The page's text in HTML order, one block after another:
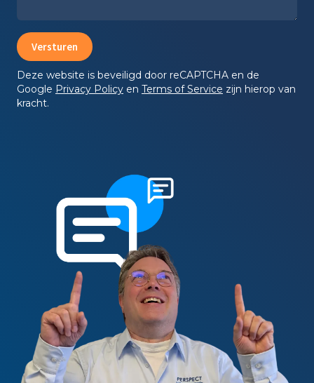
Deze website is beveiligd door reCAPTCHA en de
Google Privacy Policy en Terms of Service zijn hierop van
kracht.